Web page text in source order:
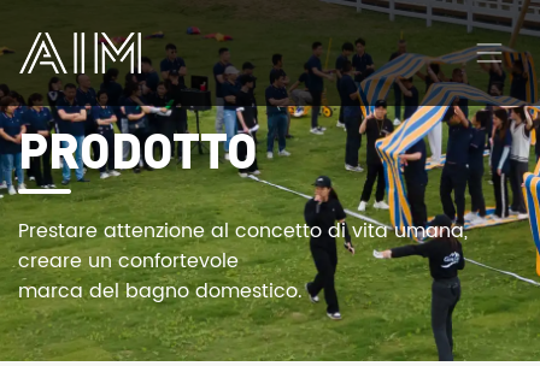
AIM
PRODOTTO
Prestare attenzione al concetto di vita umana,
creare un confortevole
marca del bagno domestico.